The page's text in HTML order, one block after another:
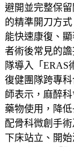
避開並完整保留
的精準開刀方
能快速康復、
者術後常見的
隊導入「ERAS
復健團隊跨專
師表示，麻醉
藥物使用，降
配骨科微創手
下床站立、開